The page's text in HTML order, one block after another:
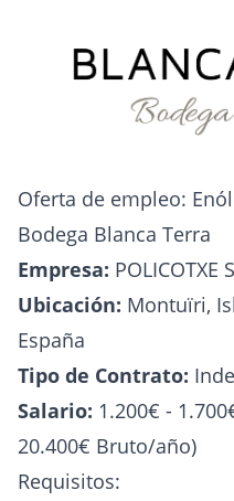
Oferta de empleo:
Bodega Blanca Terra
Empresa: POLICOTXE
Ubicación: Montuïri,
España
Tipo de Contrato:
Salario: 1.200€ -
20.400€ Bruto/año)
Requisitos: